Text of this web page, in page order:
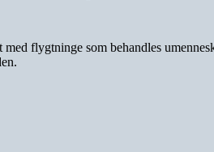
flygtninge som behandles